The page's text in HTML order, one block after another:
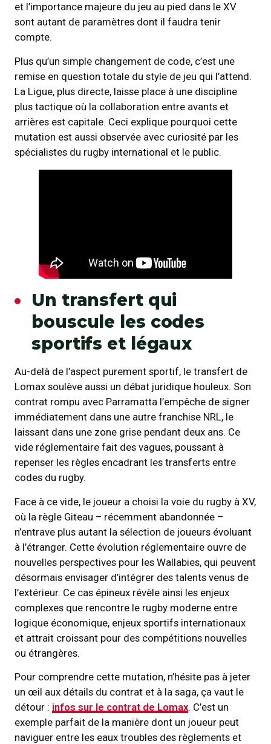
et l’importance majeure du jeu au pied dans le XV
sont autant de paramètres dont il faudra tenir
compte.
Plus qu’un simple changement de code, c’est une
remise en question totale du style de jeu qui l’attend.
La Ligue, plus directe, laisse place à une discipline
plus tactique où la collaboration entre avants et
arrières est capitale. Ceci explique pourquoi cette
mutation est aussi observée avec curiosité par les
spécialistes du rugby international et le public.
Un transfert qui
bouscule les codes
sportifs et légaux
Au-delà de l’aspect purement sportif, le transfert de
Lomax soulève aussi un débat juridique houleux. Son
contrat rompu avec Parramatta l’empêche de signer
immédiatement dans une autre franchise NRL, le
laissant dans une zone grise pendant deux ans. Ce
vide réglementaire fait des vagues, poussant à
repenser les règles encadrant les transferts entre
codes du rugby.
Face à ce vide, le joueur a choisi la voie du rugby à XV,
où la règle Giteau – récemment abandonnée –
n’entrave plus autant la sélection de joueurs évoluant
à l’étranger. Cette évolution réglementaire ouvre de
nouvelles perspectives pour les Wallabies, qui peuvent
désormais envisager d’intégrer des talents venus de
l’extérieur. Ce cas épineux révèle ainsi les enjeux
complexes que rencontre le rugby moderne entre
logique économique, enjeux sportifs internationaux
et attrait croissant pour des compétitions nouvelles
ou étrangères.
Pour comprendre cette mutation, n’hésite pas à jeter
un œil aux détails du contrat et à la saga, ça vaut le
détour : infos sur le contrat de Lomax. C’est un
exemple parfait de la manière dont un joueur peut
naviguer entre les eaux troubles des règlements et